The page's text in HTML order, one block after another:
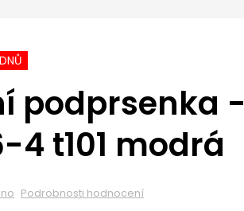
podprsenka -
4 t101 modrá
Podrobnosti hodnocení